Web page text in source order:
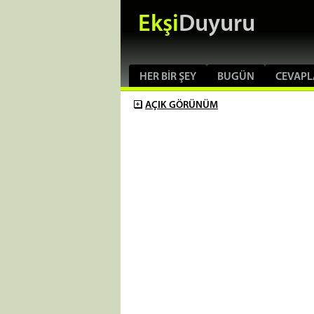
EkşiDuyuru
HER BIR ŞEY BUGÜN
AÇIK GÖRÜNÜM